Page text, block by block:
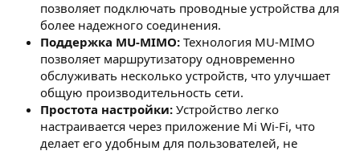
позволяет подключать проводные устройства для
более надежного соединения.
Поддержка MU-MIMO: Технология MU-MIMO
позволяет маршрутизатору одновременно
обслуживать несколько устройств, что улучшает
общую производительность сети.
Простота настройки: Устройство легко
настраивается через приложение Mi Wi-Fi, что
делает его удобным для пользователей, не